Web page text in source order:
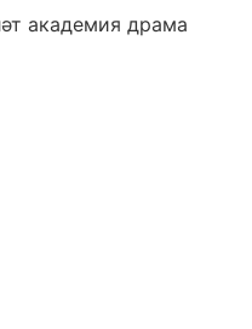
академия драма